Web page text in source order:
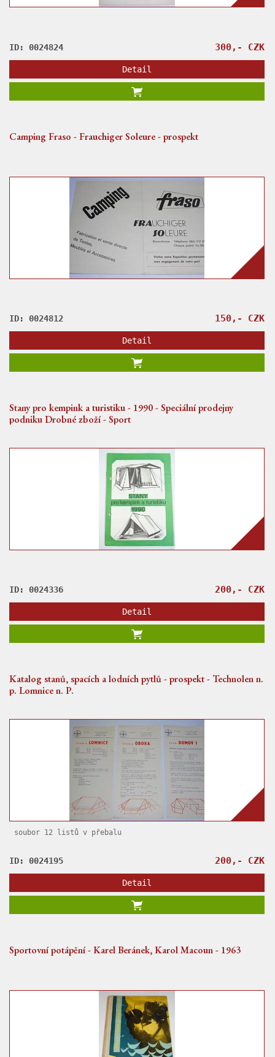
ID: 0024824 300,- CZK
Detail
Camping Fraso - Frauchiger Soleure - prospekt
ID: 0024812 150,- CZK
Detail
Stany pro kempink a turistiku - 1990 - Speciální prodejny
podniku Drobné zboží - Sport
ID: 0024336 200,- CZK
Detail
Katalog stanů, spacích a lodních pytlů - prospekt - Technolen n.
p. Lomnice n. P.
soubor 12 listů v přebalu
ID: 0024195 200,- CZK
Detail
Sportovní potápění - Karel Beránek, Karol Macoun - 1963